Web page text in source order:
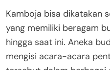
Kamboja bisa dikatakan
yang memiliki beragam
hingga saat ini. Aneka
mengisi acara-acara